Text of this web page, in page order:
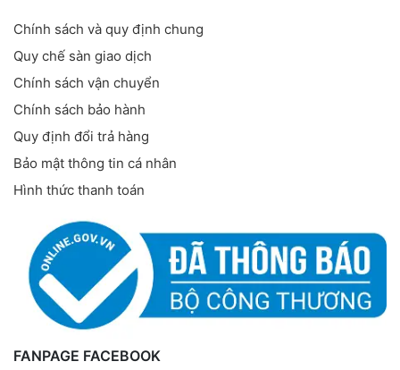
Chính sách và quy định chung
Quy chế sàn giao dịch
Chính sách vận chuyển
Chính sách bảo hành
Quy định đổi trả hàng
Bảo mật thông tin cá nhân
Hình thức thanh toán
FANPAGE FACEBOOK